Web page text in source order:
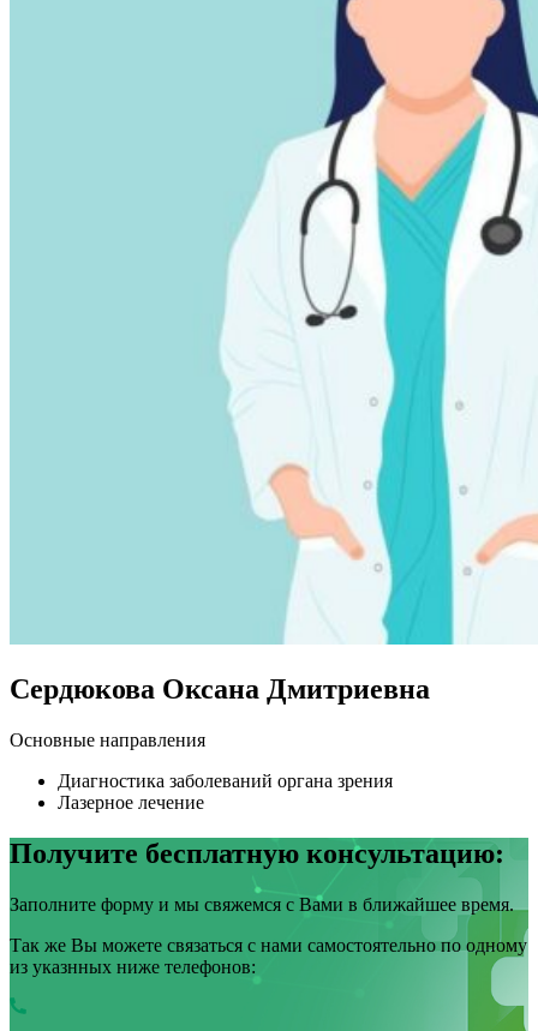
Сердюкова Оксана Дмитриевна
Основные направления
Диагностика заболеваний органа зрения
Лазерное лечение
Получите бесплатную консультацию:
Заполните форму и мы свяжемся с Вами в ближайшее время.
Так же Вы можете связаться с нами самостоятельно по одному
из указнных ниже телефонов: